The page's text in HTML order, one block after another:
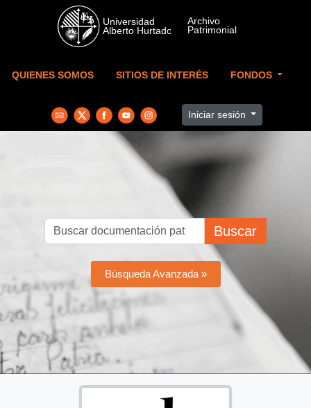
Skip to main content
QUIENES SOMOS SITIOS DE INTERÉS FONDOS
Iniciar sesión
Buscar
Búsqueda Avanzada »